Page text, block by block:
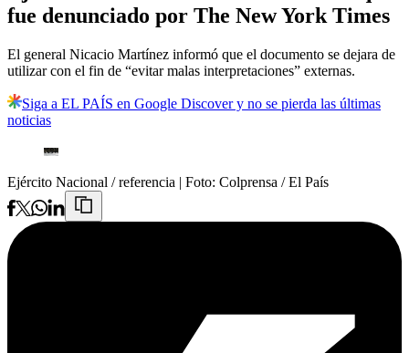
fue denunciado por The New York Times
El general Nicacio Martínez informó que el documento se dejara de
utilizar con el fin de “evitar malas interpretaciones” externas.
Siga a EL PAÍS en Google Discover y no se pierda las últimas
noticias
Ejército Nacional / referencia | Foto: Colprensa / El País